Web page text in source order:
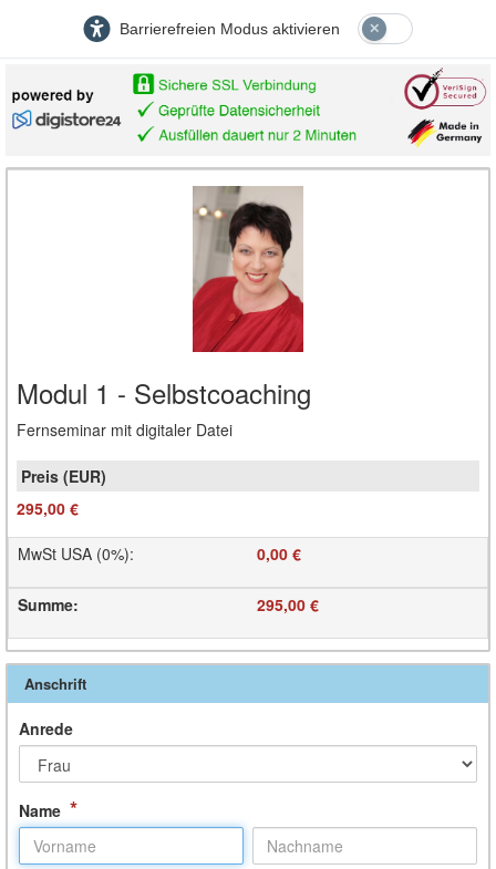
Barrierefreien Modus aktivieren
Modul 1 - Selbstcoaching
Fernseminar mit digitaler Datei
295,00 €
MwSt USA (0%): 0,00 €
Summe: 295,00 €
Anschrift
Anrede
Name *